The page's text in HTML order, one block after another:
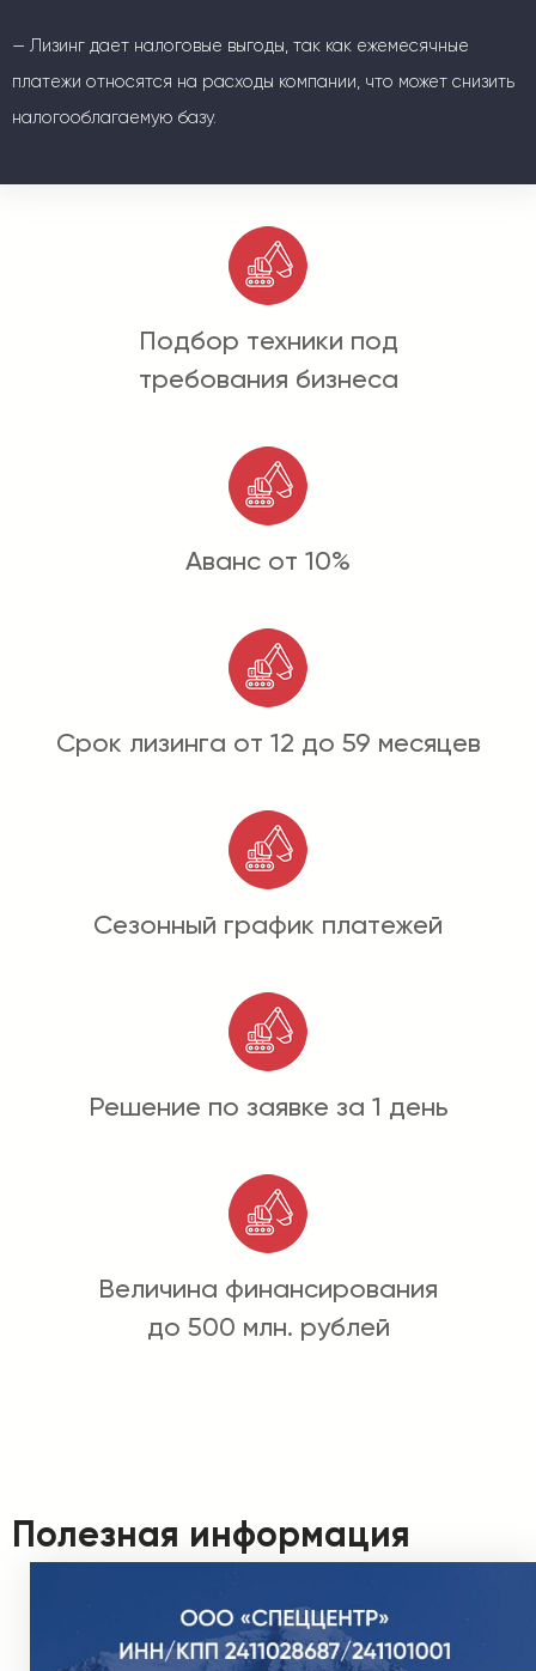
— Лизинг дает налоговые выгоды, так как ежемесячные
платежи относятся на расходы компании, что может снизить
налогооблагаемую базу.
Подбор техники под
требования бизнеса
Аванс от 10%
Срок лизинга от 12 до 59 месяцев
Сезонный график платежей
Решение по заявке за 1 день
Величина финансирования
до 500 млн. рублей
Полезная информация